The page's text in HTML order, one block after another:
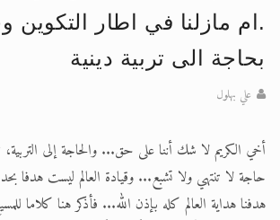
اقرأ هذا الكتاب
اقرأ هذا المقال في
.ام مازلنا في اطار التكوين
بحاجة الى تربية دينية
علي بهلول
أخي الكريم لا شك أننا على حق... والحاجة إلى التربية،
حاجة لا تنتهي ولا تشبع... وقيادة العالم ليست هدفا بحد
هدفنا هداية العالم كله بإذن الله... فأذكر هنا كلاما